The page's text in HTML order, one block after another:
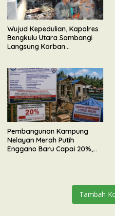
Wujud Kepedulian, Kapolres
Bengkulu Utara Sambangi
Langsung Korban
Pembangunan Kampung
Nelayan Merah Putih
Enggano Baru Capai 20%,
Tambah